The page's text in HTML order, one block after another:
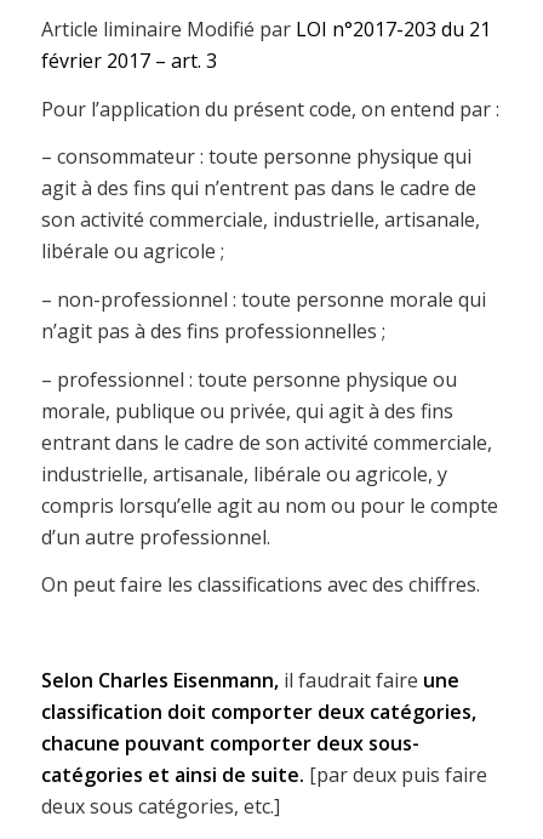
Article liminaire Modifié par LOI n°2017-203 du 21
février 2017 – art. 3
Pour l’application du présent code, on entend par :
– consommateur : toute personne physique qui
agit à des fins qui n’entrent pas dans le cadre de
son activité commerciale, industrielle, artisanale,
libérale ou agricole ;
– non-professionnel : toute personne morale qui
n’agit pas à des fins professionnelles ;
– professionnel : toute personne physique ou
morale, publique ou privée, qui agit à des fins
entrant dans le cadre de son activité commerciale,
industrielle, artisanale, libérale ou agricole, y
compris lorsqu’elle agit au nom ou pour le compte
d’un autre professionnel.
On peut faire les classifications avec des chiffres.
Selon Charles Eisenmann, il faudrait faire une
classification doit comporter deux catégories,
chacune pouvant comporter deux sous-
catégories et ainsi de suite. [par deux puis faire
deux sous catégories, etc.]